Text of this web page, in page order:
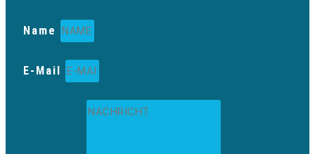
Name
E-Mail